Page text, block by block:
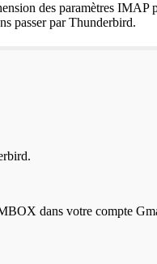
des paramètres
passer par Thunderbird.
dans votre compte